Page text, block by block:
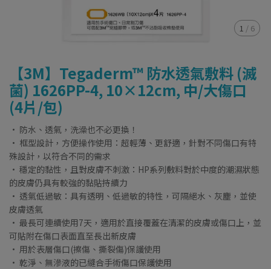
1 / 6
【3M】Tegaderm™ 防水透氣敷料 (滅
菌) 1626PP-4, 10×12cm, 中/大傷口
(4片/包)
• 防水、透氣，洗澡也不必更換！
• 框型設計，方便操作使用：超輕薄、更舒適，針對不同傷口有特
殊設計，以符合不同的需求
• 穩定的黏性，且對皮膚不刺激：HP系列敷料對於中度的潮濕狀態
的皮膚仍具有較強的黏貼持續力
• 透氣低過敏：具有透明、低過敏的特性，可隔絕水、灰塵，並使
皮膚透氣
• 最長可連續使用7天，適用於直接覆蓋在清潔的皮膚或傷口上，並
可貼附在傷口表面直至長出新皮膚
• 用於表層傷口(擦傷、撕裂傷)保護使用
• 乾淨、無滲液的已縫合手術傷口保護使用